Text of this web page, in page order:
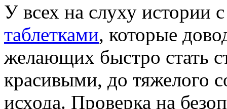
У всех на слуху истории
таблетками, которые
желающих быстро стать
красивыми, до тяжелого
исхода. Проверка на